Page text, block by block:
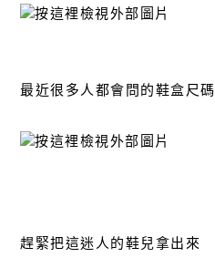
最近很多人都會問的鞋盒尺碼
趕緊把這迷人的鞋兒拿出來